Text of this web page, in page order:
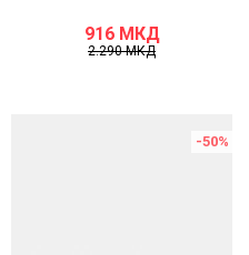
916 МКД
2.290МКД
-50%